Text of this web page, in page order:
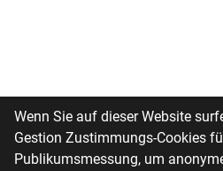
Wenn Sie auf dieser Website
Gestion Zustimmungs-Cookies
Publikumsmessung, um